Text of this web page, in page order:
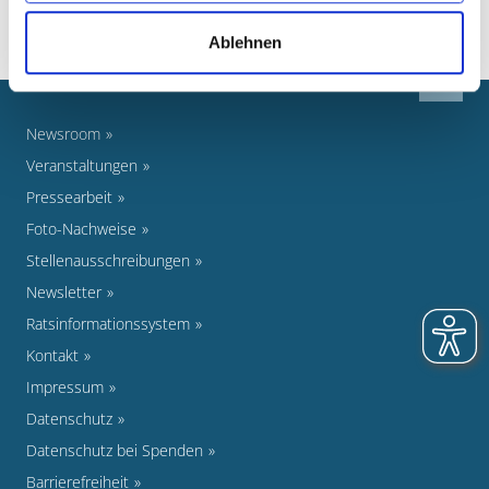
Ablehnen
Newsroom
Veranstaltungen
Pressearbeit
Foto-Nachweise
Stellenausschreibungen
Newsletter
Ratsinformationssystem
Kontakt
Impressum
Datenschutz
Datenschutz bei Spenden
Barrierefreiheit